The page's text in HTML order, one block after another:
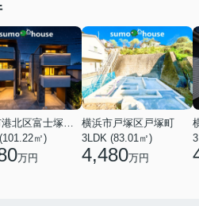
横浜市港北区富士塚２丁目
㎡)
万円
横浜市戸塚区戸塚町
3LDK (83.01㎡)
4,480万円